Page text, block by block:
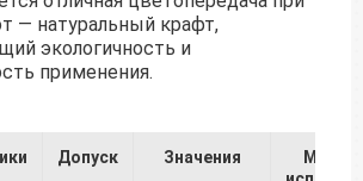
— натуральный крафт,
экологичность и
применения.
Допуск Значения
Метод